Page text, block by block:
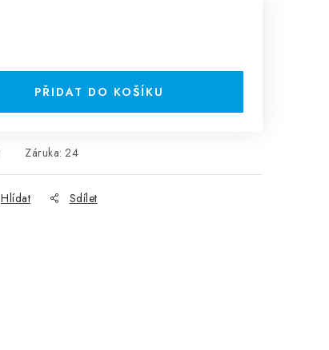
PŘIDAT DO KOŠÍKU
Záruka: 24
Hlídat Sdílet